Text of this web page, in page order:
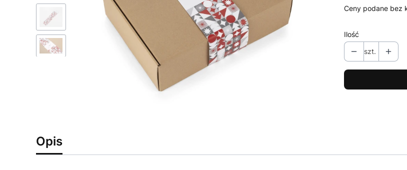
Ceny podane bez
Ilość
szt.
Opis